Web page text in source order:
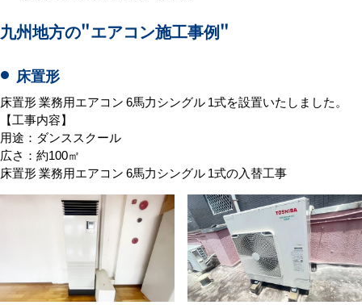
九州地方の"エアコン施工事例"
床置形
床置形 業務用エアコン 6馬力シングル 1式を設置いたしました。
【工事内容】
用途：ダンススクール
広さ：約100㎡
床置形 業務用エアコン 6馬力シングル 1式の入替工事